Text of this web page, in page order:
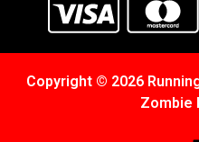
Copyright © 2026
Zombie